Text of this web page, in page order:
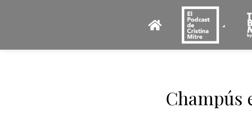
Champús